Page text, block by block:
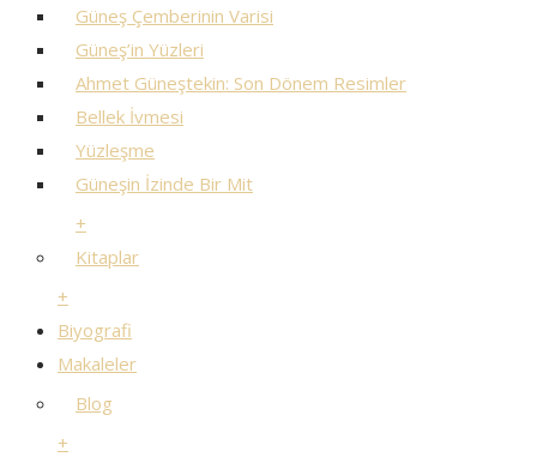
Güneş Çemberinin Varisi
Güneş’in Yüzleri
Ahmet Güneştekin: Son Dönem Resimler
Bellek İvmesi
Yüzleşme
Güneşin İzinde Bir Mit
+
Kitaplar
+
Biyografi
Makaleler
Blog
+